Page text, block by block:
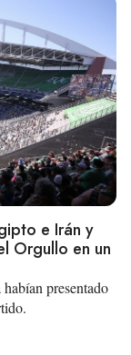
e Irán y
Orgullo en un
presentado